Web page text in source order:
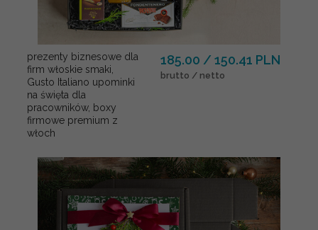
prezenty biznesowe dla
firm włoskie smaki,
Gusto Italiano upominki
na święta dla
pracowników, boxy
firmowe premium z
włoch
185.00 / 150.41 PLN
brutto / netto